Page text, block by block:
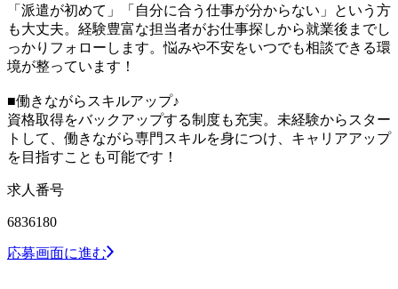
「派遣が初めて」「自分に合う仕事が分からない」という方
も大丈夫。経験豊富な担当者がお仕事探しから就業後までし
っかりフォローします。悩みや不安をいつでも相談できる環
境が整っています！
■働きながらスキルアップ♪
資格取得をバックアップする制度も充実。未経験からスター
トして、働きながら専門スキルを身につけ、キャリアアップ
を目指すことも可能です！
求人番号
6836180
応募画面に進む